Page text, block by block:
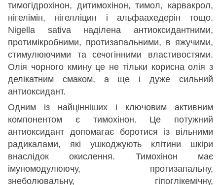
тимогідрохінон, дитимохінон, тимол, карвакрол,
нігелімін, нігелліцин і альфаахедерін тощо.
Nigella sativa наділена антиоксидантними,
протимікробними, протизапальними, в яжучими,
стимулюючими та сечогінними властивостями.
Олія чорного кмину це не тільки корисна олія з
делікатним смаком, а ще і дуже сильний
антиоксидант.
Одним із найцінніших і ключовим активним
компонентом є тимохінон. Це потужний
антиоксидант допомагає боротися із вільними
радикалами, які ушкоджують клітини шкіри
внаслідок окислення. Тимохінон має
імуномодулюючу, протизапальну,
знеболювальну, гіпоглікемічну,